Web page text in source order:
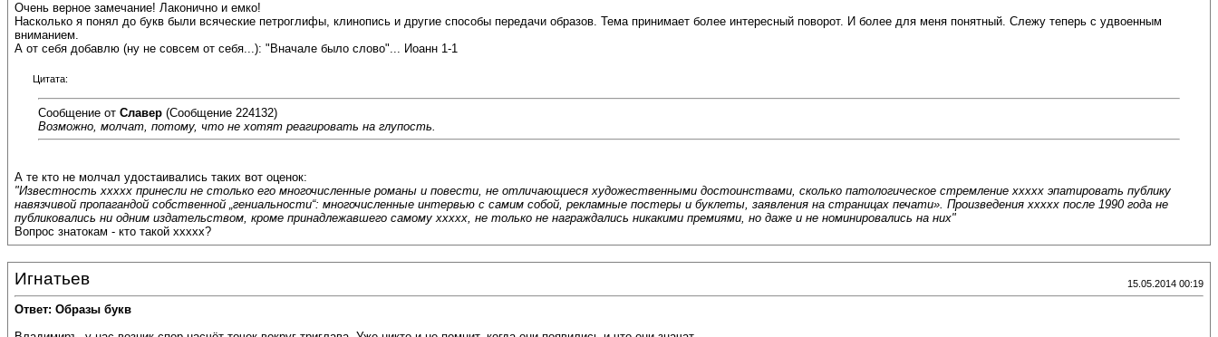
Очень верное замечание! Лаконично и емко!
Насколько я понял до букв были всяческие петроглифы, клинопись и другие способы передачи образов. Тема принимает более интересный поворот. И более для меня понятный. Слежу теперь с удвоенным
вниманием.
А от себя добавлю (ну не совсем от себя...): "Вначале было слово"... Иоанн 1-1
Цитата:
Сообщение от Славер (Сообщение 224132)
Возможно, молчат, потому, что не хотят реагировать на глупость.
А те кто не молчал удостаивались таких вот оценок:
"Известность ххххх принесли не столько его многочисленные романы и повести, не отличающиеся художественными достоинствами, сколько патологическое стремление ххххх эпатировать публику
навязчивой пропагандой собственной „гениальности“: многочисленные интервью с самим собой, рекламные постеры и буклеты, заявления на страницах печати». Произведения ххххх после 1990 года не
публиковались ни одним издательством, кроме принадлежавшего самому ххххх, не только не награждались никакими премиями, но даже и не номинировались на них"
Вопрос знатокам - кто такой ххххх?
Игнатьев 15.05.2014 00:19
Ответ: Образы букв